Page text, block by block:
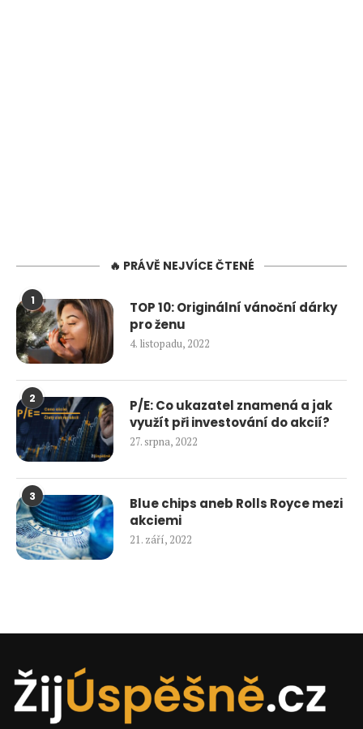
🔥 PRÁVĚ NEJVÍCE ČTENÉ
1
TOP 10: Originální vánoční dárky
pro ženu
4. listopadu, 2022
2
P/E: Co ukazatel znamená a jak
využít při investování do akcií?
27. srpna, 2022
3
Blue chips aneb Rolls Royce mezi
akciemi
21. září, 2022